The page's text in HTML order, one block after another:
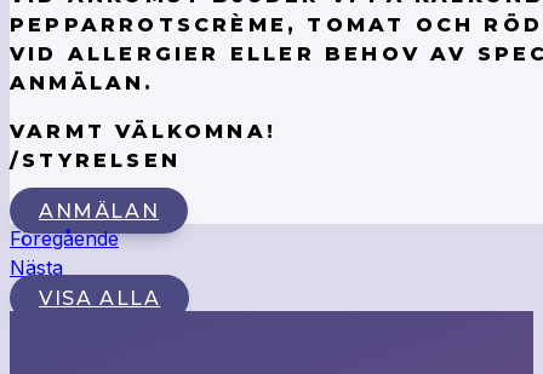
PEPPARROTSCRÈME, TOMAT OCH
VID ALLERGIER ELLER BEHOV AV
ANMÄLAN.
VARMT VÄLKOMNA!
/STYRELSEN
ANMÄLAN
Föregående
Nästa
VISA ALLA